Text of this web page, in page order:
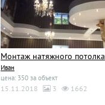
Монтаж натяжного потолка
Иван
цена: 350 за объект
15.11.2018 3 1662